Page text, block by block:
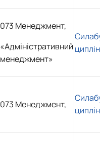
073 Менеджмент,
«Адміністративний
менеджмент»
073 Менеджмент,